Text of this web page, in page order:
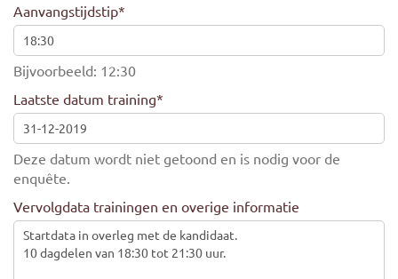
Aanvangstijdstip*
Bijvoorbeeld: 12:30
Laatste datum training*
Deze datum wordt niet getoond en is nodig voor de
enquête.
Vervolgdata trainingen en overige informatie